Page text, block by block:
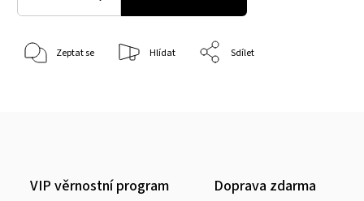
Zeptat se Hlídat Sdílet
VIP věrnostní program Doprava zdarma